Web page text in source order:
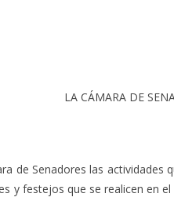
LA CÁMARA DE
de Senadores las
y festejos que se realicen en